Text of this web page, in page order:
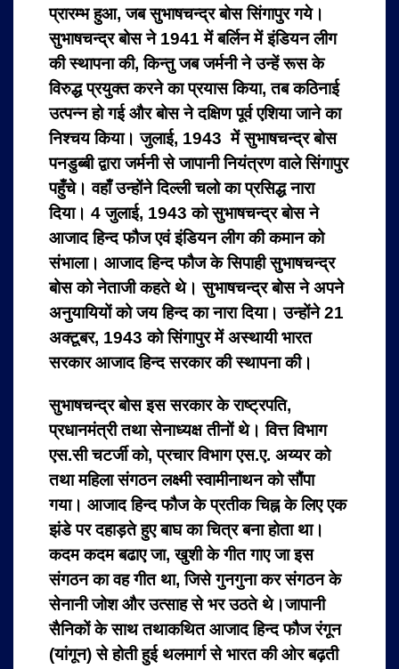
प्रारम्भ हुआ, जब सुभाषचन्द्र बोस सिंगापुर गये।
सुभाषचन्द्र बोस ने 1941 में बर्लिन में इंडियन लीग
की स्थापना की, किन्तु जब जर्मनी ने उन्हें रूस के
विरुद्ध प्रयुक्त करने का प्रयास किया, तब कठिनाई
उत्पन्न हो गई और बोस ने दक्षिण पूर्व एशिया जाने का
निश्चय किया। जुलाई, 1943 में सुभाषचन्द्र बोस
पनडुब्बी द्वारा जर्मनी से जापानी नियंत्रण वाले सिंगापुर
पहुँचे। वहाँ उन्होंने दिल्ली चलो का प्रसिद्ध नारा
दिया। 4 जुलाई, 1943 को सुभाषचन्द्र बोस ने
आजाद हिन्द फौज एवं इंडियन लीग की कमान को
संभाला। आजाद हिन्द फौज के सिपाही सुभाषचन्द्र
बोस को नेताजी कहते थे। सुभाषचन्द्र बोस ने अपने
अनुयायियों को जय हिन्द का नारा दिया। उन्होंने 21
अक्टूबर, 1943 को सिंगापुर में अस्थायी भारत
सरकार आजाद हिन्द सरकार की स्थापना की।
सुभाषचन्द्र बोस इस सरकार के राष्ट्रपति,
प्रधानमंत्री तथा सेनाध्यक्ष तीनों थे। वित्त विभाग
एस.सी चटर्जी को, प्रचार विभाग एस.ए. अय्यर को
तथा महिला संगठन लक्ष्मी स्वामीनाथन को सौंपा
गया। आजाद हिन्द फौज के प्रतीक चिह्न के लिए एक
झंडे पर दहाड़ते हुए बाघ का चित्र बना होता था।
कदम कदम बढाए जा, खुशी के गीत गाए जा इस
संगठन का वह गीत था, जिसे गुनगुना कर संगठन के
सेनानी जोश और उत्साह से भर उठते थे।जापानी
सैनिकों के साथ तथाकथित आजाद हिन्द फौज रंगून
(यांगून) से होती हुई थलमार्ग से भारत की ओर बढ़ती